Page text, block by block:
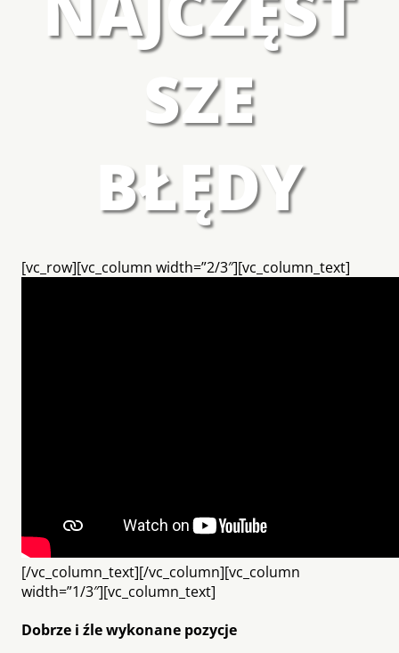
SZE
BŁĘDY
[vc_row][vc_column width=”2/3″][vc_column_text]
[/vc_column_text][/vc_column][vc_column
width=”1/3″][vc_column_text]
Dobrze i źle wykonane pozycje